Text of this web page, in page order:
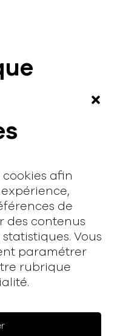
cookies afin
de
des contenus
Vous
paramétrer
rubrique